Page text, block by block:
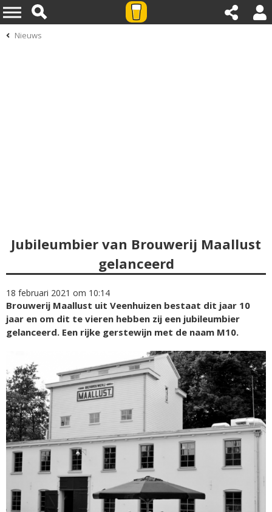
Nieuws
Jubileumbier van Brouwerij Maallust
gelanceerd
18 februari 2021 om 10:14
Brouwerij Maallust uit Veenhuizen bestaat dit jaar 10
jaar en om dit te vieren hebben zij een jubileumbier
gelanceerd. Een rijke gerstewijn met de naam M10.